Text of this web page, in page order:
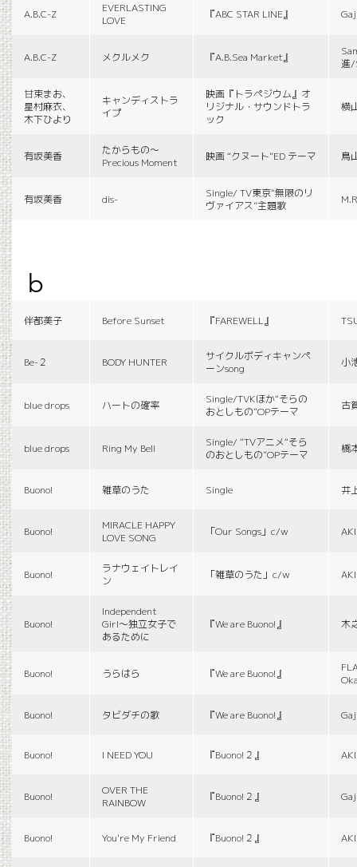
A.B.C-Z
EVERLASTING
LOVE
『ABC STAR LINE』
A.B.C-Z メクルメク 『A.B.Sea Market』
進/
甘束まお、
星村麻衣、
木下ひより
キャンディストラ
イプ
映画『トラペジウム』オ
リジナル・サウンドトラ
ック
横
有坂美香
たからもの〜
Precious Moment
映画 “クヌート”ED テーマ 鳥
有坂美香 dis-
Single/ TV東京“無限のリ
ヴァイアス”主題歌
b
伴都美子 Before Sunset 『FAREWELL』
Be-２ BODY HUNTER
サイクルボディキャンペ
ーンsong
小
blue drops ハートの確率
Single/TVKほか“そらの
おとしもの”OPテーマ
古
blue drops Ring My Bell
Single/ “TVアニメ“そら
のおとしもの”OPテーマ
橋
Buono! 雑草のうた Single 井
Buono!
MIRACLE HAPPY
LOVE SONG
「Our Songs」c/w
Buono!
ラナウェイトレイ
ン
「雑草のうた」c/w
Buono!
Independent
Girl〜独立女子で
あるために
『We are Buono!』 木
Buono! うらはら 『We are Buono!』
Buono! タビダチの歌 『We are Buono!』
Buono! I NEED YOU 『Buono!２』
Buono!
OVER THE
RAINBOW
『Buono!２』
Buono! You're My Friend 『Buono!２』